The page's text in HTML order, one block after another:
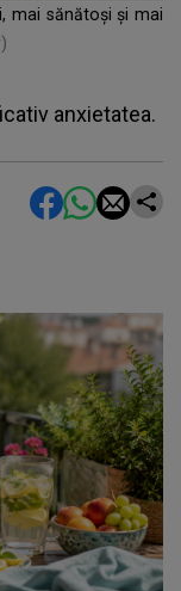
mai sănătoși și mai
anxietatea.